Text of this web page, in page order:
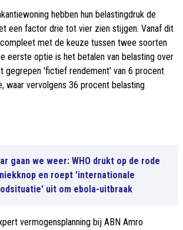
hebben hun belastingdruk de
een factor drie tot vier zien stijgen. Vanaf dit
met de keuze tussen twee soorten
eerste optie is het betalen van belasting over
gegrepen 'fictief rendement' van 6 procent
waar vervolgens 36 procent belasting
gaan we weer: WHO drukt op de rode
en roept 'internationale
uit om ebola-uitbraak
vermogensplanning bij ABN Amro